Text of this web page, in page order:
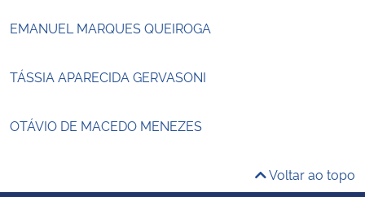
EMANUEL MARQUES QUEIROGA
TÁSSIA APARECIDA GERVASONI
OTÁVIO DE MACEDO MENEZES
Voltar ao topo